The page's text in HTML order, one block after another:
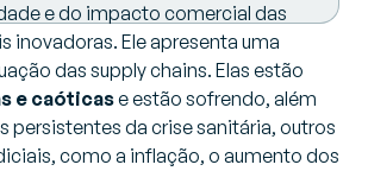
e do impacto comercial das
inovadoras. Ele apresenta uma
das supply chains. Elas estão
e caóticase estão sofrendo, além
persistentes da crise sanitária, outros
como a inflação, o aumento dos